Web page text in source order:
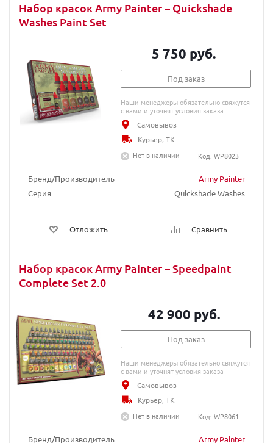
Набор красок Army Painter – Quickshade
Washes Paint Set
Бренд/Производитель
Army Painter
Серия
Quickshade Washes
Отложить Сравнить
5 750 руб.
Под заказ
Наши менеджеры обязательно свяжутся
с вами и уточнят условия заказа
Самовывоз
Курьер, ТК
Нет в наличии
Код: WP8023
Набор красок Army Painter – Speedpaint
Complete Set 2.0
Бренд/Производитель Army Painter
42 900 руб.
Под заказ
Наши менеджеры обязательно свяжутся
с вами и уточнят условия заказа
Самовывоз
Курьер, ТК
Нет в наличии
Код: WP8061